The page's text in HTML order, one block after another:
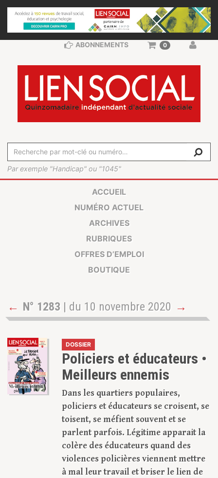
Par exemple "Handicap" ou "1045"
ABONNEMENTS 0
ACCUEIL
NUMÉRO ACTUEL
ARCHIVES
RUBRIQUES
OFFRES D’EMPLOI
BOUTIQUE
← N° 1283 | du 10 novembre 2020 →
DOSSIER
Policiers et éducateurs •
Meilleurs ennemis
Dans les quartiers populaires,
policiers et éducateurs se croisent, se
toisent, se méfient souvent et se
parlent parfois. Légitime apparait la
colère des éducateurs quand des
violences policières viennent mettre
à mal leur travail et briser le lien de